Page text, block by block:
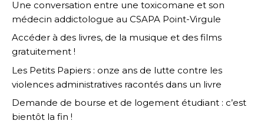
Une conversation entre une toxicomane et son
médecin addictologue au CSAPA Point-Virgule
Accéder à des livres, de la musique et des films
gratuitement !
Les Petits Papiers : onze ans de lutte contre les
violences administratives racontés dans un livre
Demande de bourse et de logement étudiant : c’est
bientôt la fin !